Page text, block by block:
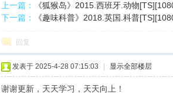
上一篇：
《狐猴岛》2015.西班牙.动物
下一篇：
《趣味科普》2018.英国.科普
回复
发表于 2025-4-28 07:15:03 显示全部楼层
谢谢更新，天天学习，天天向上！